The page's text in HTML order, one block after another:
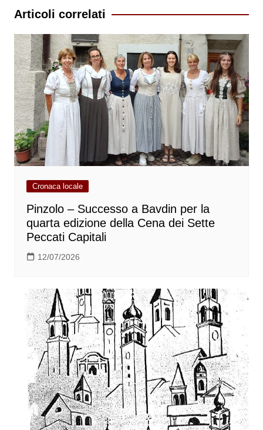
Articoli correlati
Cronaca locale
Pinzolo – Successo a Bavdin per la
quarta edizione della Cena dei Sette
Peccati Capitali
12/07/2026